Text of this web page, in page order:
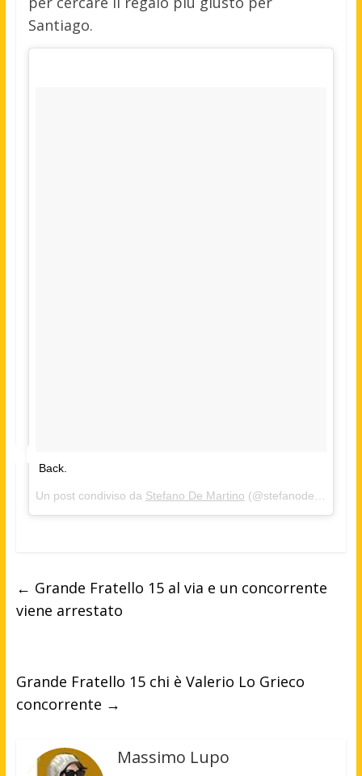
Santiago.
Back.
Un post condiviso da Stefano De Martino (@stefanodemartino) in data:
← Grande Fratello 15 al via e un concorrente
viene arrestato
Grande Fratello 15 chi è Valerio Lo Grieco
concorrente →
Massimo Lupo